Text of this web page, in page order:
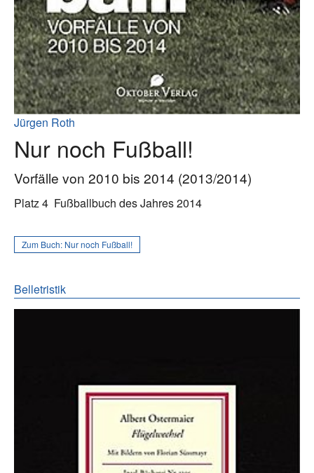
Jürgen Roth
Nur noch Fußball!
Vorfälle von 2010 bis 2014 (2013/2014)
Platz 4 Fußballbuch des Jahres 2014
Zum Buch: Nur noch Fußball!
Belletristik